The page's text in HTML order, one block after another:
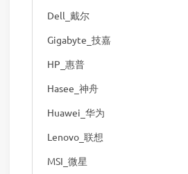
Dell_戴尔
Gigabyte_技嘉
HP_惠普
Hasee_神舟
Huawei_华为
Lenovo_联想
MSI_微星